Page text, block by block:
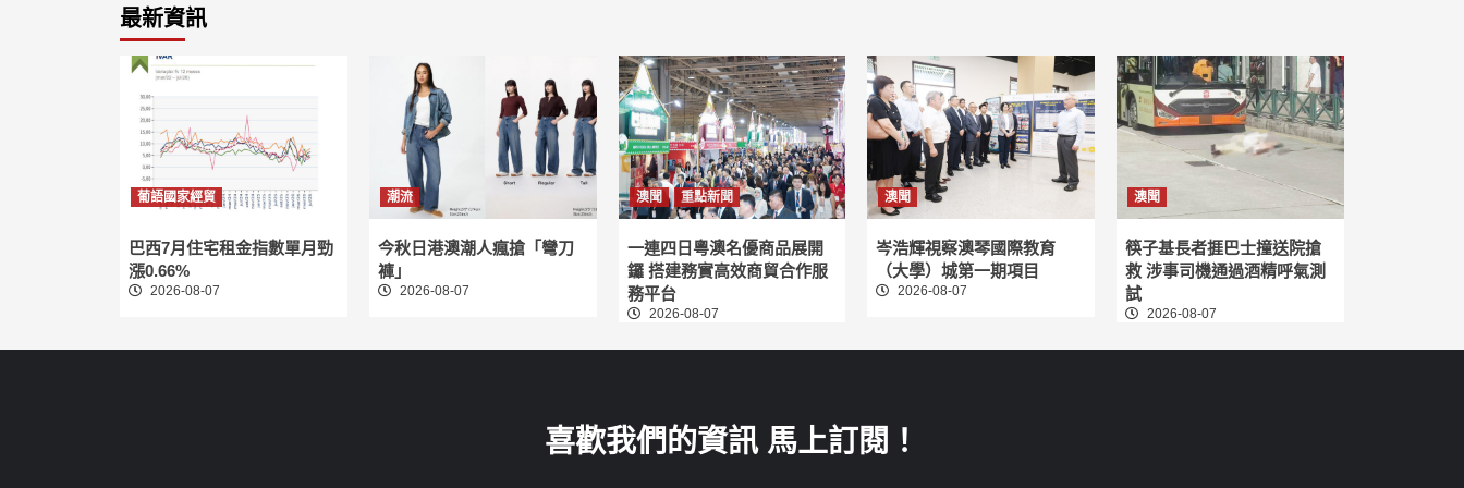
最新資訊
葡語國家經貿
巴西7月住宅租金指數單月勁
漲0.66%
2026-08-07
潮流
今秋日港澳潮人瘋搶「彎刀
褲」
2026-08-07
澳聞 重點新聞
一連四日粵澳名優商品展開
鑼 搭建務實高效商貿合作服
務平台
2026-08-07
澳聞
岑浩輝視察澳琴國際教育
（大學）城第一期項目
2026-08-07
澳聞
筷子基長者捱巴士撞送院搶
救 涉事司機通過酒精呼氣測
試
2026-08-07
喜歡我們的資訊 馬上訂閱！